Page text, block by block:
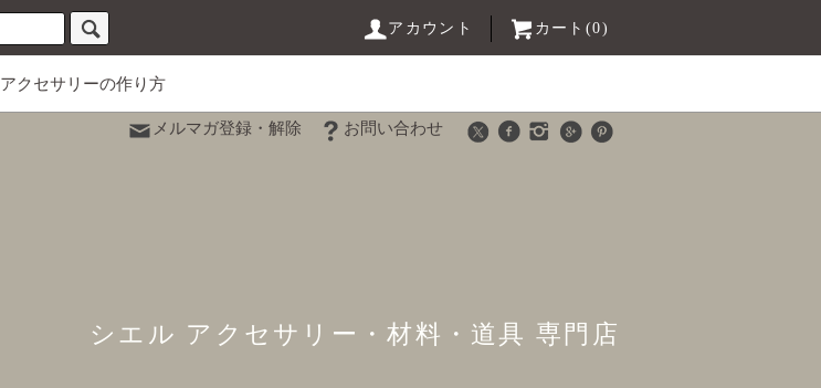
アカウント カート(0)
アクセサリーの作り方
メルマガ登録・解除 お問い合わせ
シエル アクセサリー・材料・道具 専門店